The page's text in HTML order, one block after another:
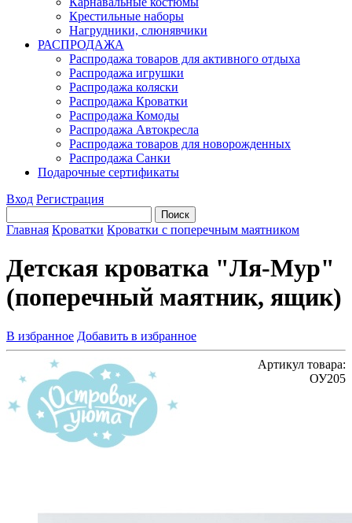
Крестильные наборы
Нагрудники, слюнявчики
РАСПРОДАЖА
Распродажа товаров для активного отдыха
Распродажа игрушки
Распродажа коляски
Распродажа Кроватки
Распродажа Комоды
Распродажа Автокресла
Распродажа товаров для новорожденных
Распродажа Санки
Подарочные сертификаты
Вход Регистрация
Главная Кроватки Кроватки с поперечным маятником
Детская кроватка "Ля-Мур"
(поперечный маятник, ящик)
В избранное Добавить в избранное
Артикул товара:
ОУ205